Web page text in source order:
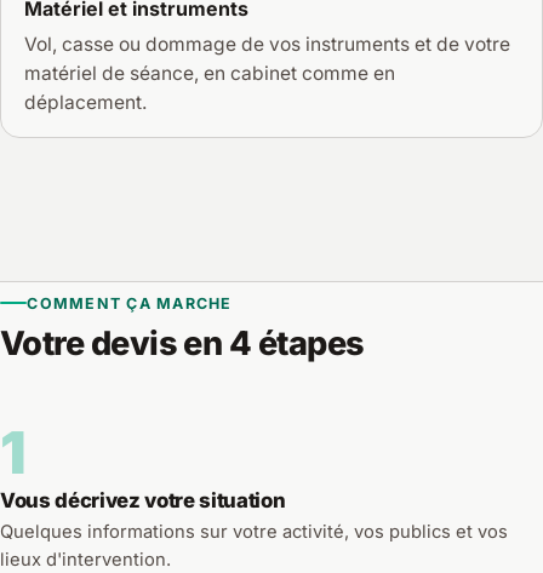
Matériel et instruments
Vol, casse ou dommage de vos instruments et de votre
matériel de séance, en cabinet comme en
déplacement.
COMMENT ÇA MARCHE
Votre devis en 4 étapes
1
Vous décrivez votre situation
Quelques informations sur votre activité, vos publics et vos
lieux d'intervention.